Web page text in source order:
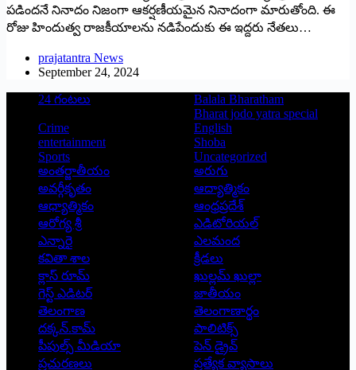
పడిందనే నినాదం నిజంగా ఆకర్షణీయమైన నినాదంగా మారుతోంది. ఈ
రోజు హిందుత్వ రాజకీయాలను నడిపేందుకు ఈ ఇద్దరు నేతలు…
prajatantra News
September 24, 2024
24 గంటలు
Balala Bharatham
Bharat jodo yatra special
Crime
English
entertainment
Shoba
Sports
Uncategorized
అంతర్జాతీయం
అరుగు
అవర్గీకృతం
ఆద్యాత్మికం
ఆధ్యాత్మికం
ఆంధ్రప్రదేశ్
ఆరోగ్య శ్రీ
ఎడిటోరియల్
ఎన్నారై
ఎలమంద
కవితా శాల
క్రీడలు
క్లాస్ రూమ్
ఖుల్లమ్ ఖుల్లా
గెస్ట్ ఎడిటర్
జాతీయం
తెలంగాణ
తెలంగాణార్థం
దక్కన్.కామ్
పాలిటిక్స్
పీపుల్స్ ‌మీడియా
పెన్ డ్రైవ్
ప్రచురణలు
ప్రత్యేక వ్యాసాలు